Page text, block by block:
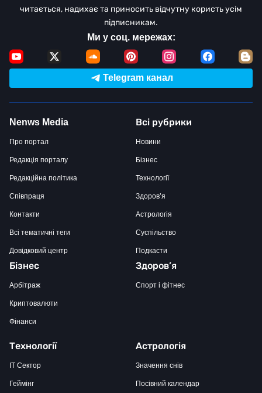
читається, надихає та приносить відчутну користь усім
підписникам.
Ми у соц. мережах:
Telegram канал
Nenws Media
Про портал
Редакція порталу
Редакційна політика
Співпраця
Контакти
Всі тематичні теги
Довідковий центр
Всі рубрики
Новини
Бізнес
Технології
Здоров’я
Астрологія
Суспільство
Подкасти
Бізнес
Арбітраж
Криптовалюти
Фінанси
Здоров’я
Спорт і фітнес
Технології
IT Сектор
Геймінг
Астрологія
Значення снів
Посівний календар